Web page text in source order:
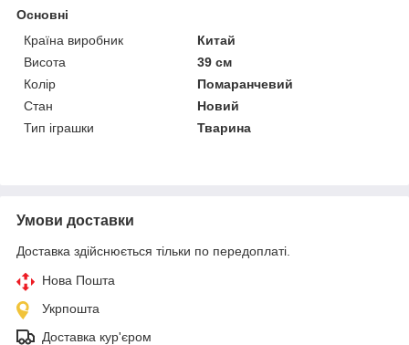
Основні
Країна виробник
Китай
Висота
39 см
Колір
Помаранчевий
Стан
Новий
Тип іграшки
Тварина
Умови доставки
Доставка здійснюється тільки по передоплаті.
Нова Пошта
Укрпошта
Доставка кур'єром